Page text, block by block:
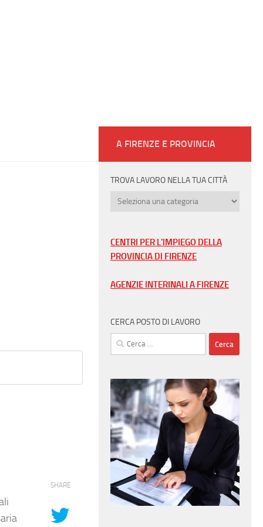
SHARE
A FIRENZE E PROVINCIA
TROVA LAVORO NELLA TUA CITTÀ
Trova
tua
città
CENTRI PER L'IMPIEGO DELLA
PROVINCIA DI FIRENZE
AGENZIE INTERINALI A FIRENZE
CERCA POSTO DI LAVORO
Ricerca
per: